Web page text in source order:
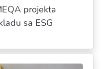
projekta
sa ESG